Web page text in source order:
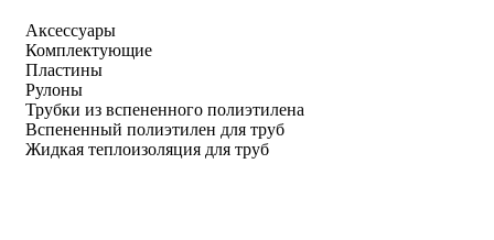
Аксессуары
Комплектующие
Пластины
Рулоны
Трубки из вспененного полиэтилена
Вспененный полиэтилен для труб
Жидкая теплоизоляция для труб